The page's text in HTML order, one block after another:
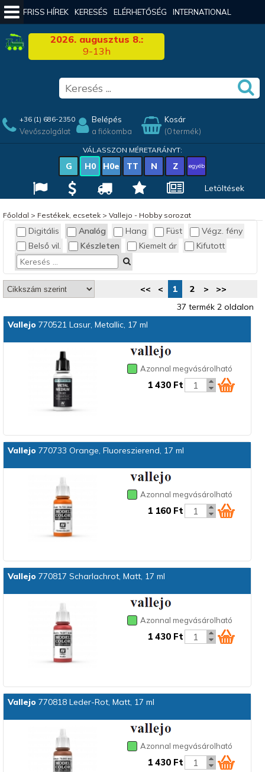
FRISS HÍREK KERESÉS ELÉRHETŐSÉG INTERNATIONAL
2026. augusztus 8.:
9-13h
+36 (1) 686-2350
Vevőszolgálat
Belépés
a fiókomba
Kosár
(0 termék)
VÁLASSZON MÉRETARÁNYT:
G H0 H0e TT N Z egyéb
Letöltések
Főoldal > Festékek, ecsetek> Vallejo - Hobby sorozat
Digitális Analóg Hang Füst
Végz. fény
Belső vil.
Készleten Kiemelt ár Kifutott
<< < 1 2 >
>>
37 termék 2 oldalon
Vallejo 770521 Lasur, Metallic, 17 ml
Azonnal megvásárolható
1 430 Ft
Vallejo 770733 Orange, Fluoreszierend, 17 ml
Azonnal megvásárolható
1 160 Ft
Vallejo 770817 Scharlachrot, Matt, 17 ml
Azonnal megvásárolható
1 430 Ft
Vallejo 770818 Leder-Rot, Matt, 17 ml
Azonnal megvásárolható
1 430 Ft